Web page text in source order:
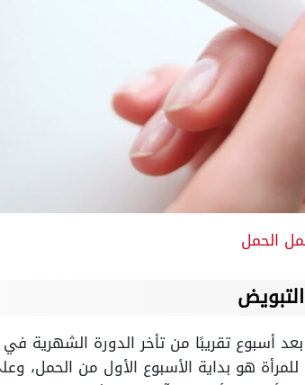
الحمل
أسبوع تقريبًا من تأخر الدورة الشهرية
هو بداية الأسبوع الأول من الحمل،